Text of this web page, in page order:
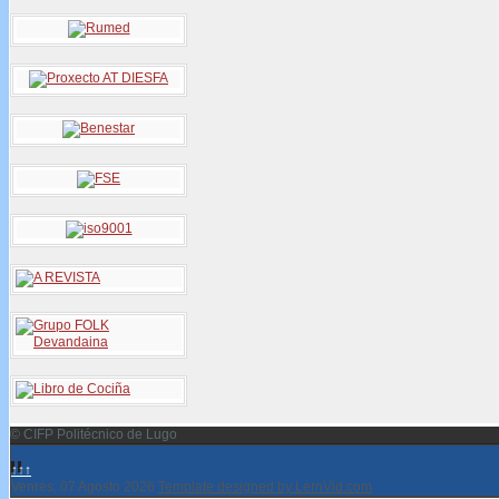
© CIFP Politécnico de Lugo
↑↑↑
Venres, 07 Agosto 2026 Template designed by LernVid.com